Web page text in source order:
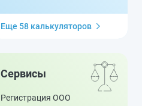
Еще 58 калькуляторов
Сервисы
Регистрация ООО